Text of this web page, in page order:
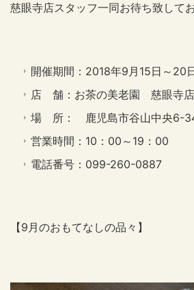
慈眼寺店スタッフ一同お待ち致してお
開催期間：2018年9月15日～
店 舗：お茶の美老園 慈眼寺店
場 所： 鹿児島市谷山中央6-
営業時間：10：00～19：00
電話番号：099-260-0887
【9月のおもてなしの品々】